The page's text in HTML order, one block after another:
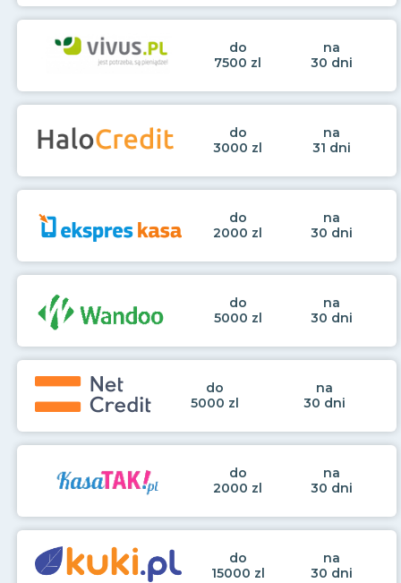
do
7500 zl
na
30 dni
do
3000 zl
na
31 dni
do
2000 zl
na
30 dni
do
5000 zl
na
30 dni
do
5000 zl
na
30 dni
do
2000 zl
na
30 dni
do
15000 zl
na
30 dni